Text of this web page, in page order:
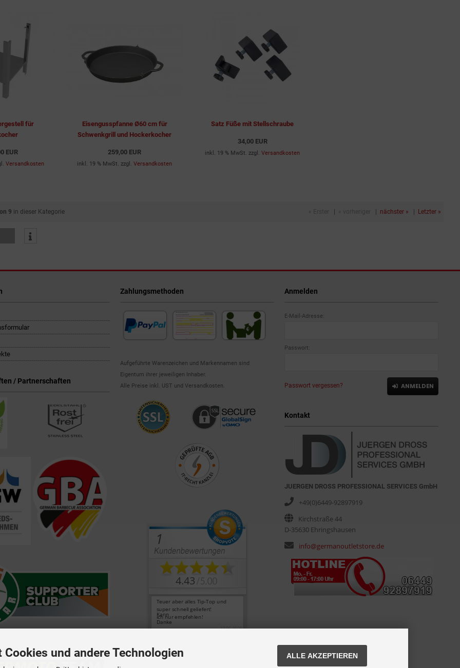
für
EUR
Versandkosten
Eisengusspfanne Ø60 cm für
Schwenkgrill und Hockerkocher
259,00 EUR
inkl. 19 % MwSt. zzgl. Versandkosten
Satz Füße mit Stellschraube
34,00 EUR
inkl. 19 % MwSt. zzgl. Versandkosten
9 in dieser Kategorie | | nächster » | Letzter »
/ Partnerschaften
Zahlungsmethoden
Aufgeführte Warenzeichen und Markennamen sind
Eigentum ihrer jeweiligen Inhaber.
Alle Preise inkl. UST und Versandkosten.
Anmelden
E-Mail-Adresse:
Passwort:
Passwort vergessen? ANMELDEN
Kontakt
JUERGEN DROSS PROFESSIONAL SERVICES GmbH
+49(0)6449-92897919
Kirchstraße 44
D-35630 Ehringshausen
info@germanoutletstore.de
und andere Technologien ALLE AKZEPTIEREN